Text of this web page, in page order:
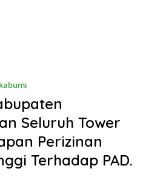
Seluruh Tower
Perizinan
Terhadap PAD.